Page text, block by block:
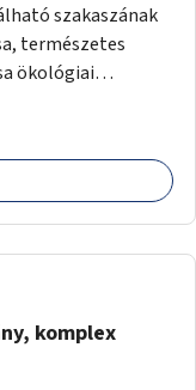
szakaszának
természetes
ökológiai
komplex